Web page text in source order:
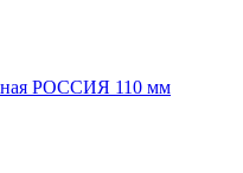
РОССИЯ 110 мм